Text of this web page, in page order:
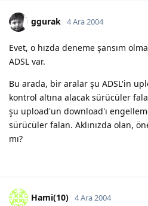
ggurak 4 Ara 2004
Evet, o hızda deneme şansım
ADSL var.
Bu arada, bir aralar şu ADSL'in
kontrol altına alacak sürücüler
şu upload'un download'ı
sürücüler falan. Aklınızda olan,
mı?
Hami(10) 4 Ara 2004